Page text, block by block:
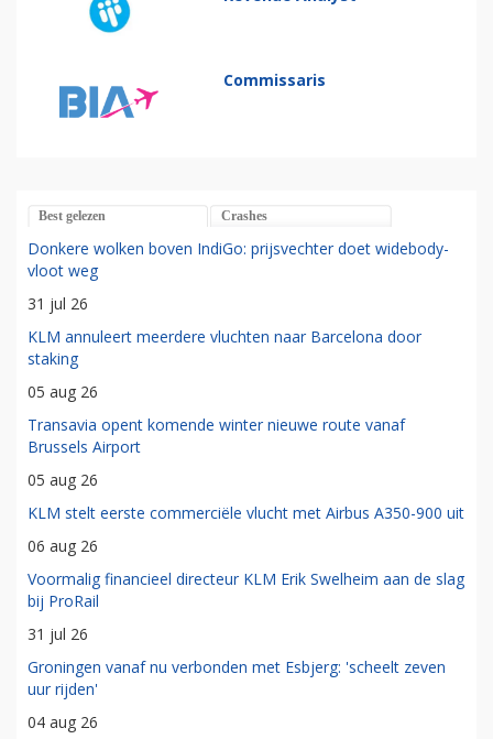
Commissaris
Best gelezen Crashes
Donkere wolken boven IndiGo: prijsvechter doet widebody-
vloot weg
31 jul 26
KLM annuleert meerdere vluchten naar Barcelona door
staking
05 aug 26
Transavia opent komende winter nieuwe route vanaf
Brussels Airport
05 aug 26
KLM stelt eerste commerciële vlucht met Airbus A350-900 uit
06 aug 26
Voormalig financieel directeur KLM Erik Swelheim aan de slag
bij ProRail
31 jul 26
Groningen vanaf nu verbonden met Esbjerg: 'scheelt zeven
uur rijden'
04 aug 26